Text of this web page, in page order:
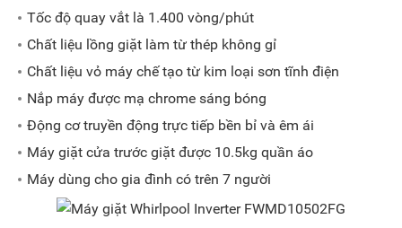
Tốc độ quay vắt là 1.400 vòng/phút
Chất liệu lồng giặt làm từ thép không gỉ
Chất liệu vỏ máy chế tạo từ kim loại sơn tĩnh điện
Nắp máy được mạ chrome sáng bóng
Động cơ truyền động trực tiếp bền bỉ và êm ái
Máy giặt cửa trước giặt được 10.5kg quần áo
Máy dùng cho gia đình có trên 7 người